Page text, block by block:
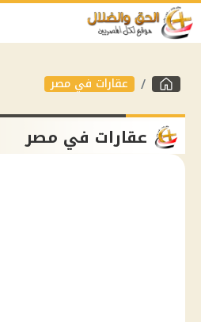
عقارات في مصر
عقارات في مصر